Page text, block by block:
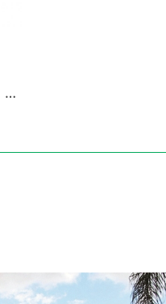
Aquecedor Infravermelho Coluna